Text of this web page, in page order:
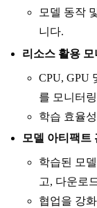
모델 동작
니다.
리소스 활용 모
CPU, GPU
를 모니터
학습 효율
모델 아티팩트
학습된 모
고, 다운로
협업을 강